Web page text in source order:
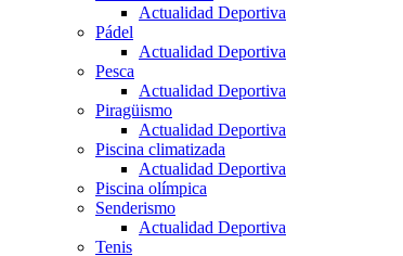
Actualidad Deportiva
Pádel
Actualidad Deportiva
Pesca
Actualidad Deportiva
Piragüismo
Actualidad Deportiva
Piscina climatizada
Actualidad Deportiva
Piscina olímpica
Senderismo
Actualidad Deportiva
Tenis